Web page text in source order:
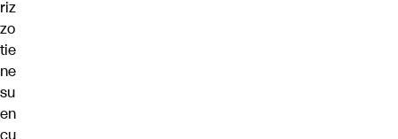
riz
zo
tie
ne
su
en